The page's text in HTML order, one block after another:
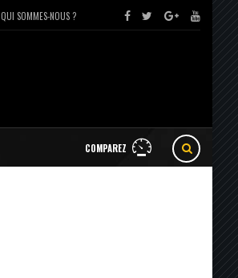
QUI SOMMES-NOUS ?
COMPAREZ